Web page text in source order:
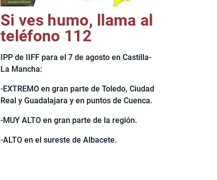
Si ves humo, llama al
teléfono 112
IPP de IIFF para el 7 de agosto en Castilla-
La Mancha:
-EXTREMO en gran parte de Toledo, Ciudad
Real y Guadalajara y en puntos de Cuenca.
-MUY ALTO en gran parte de la región.
-ALTO en el sureste de Albacete.